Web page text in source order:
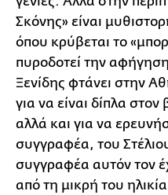
Σκόνης» είναι
όπου κρύβεται το
πυροδοτεί την
Ξενίδης φτάνει στην
για να είναι δίπλα
αλλά και για να
συγγραφέα, του
συγγραφέα αυτόν τον
από τη μικρή του